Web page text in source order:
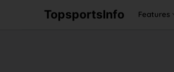
TopsportsInfo Features